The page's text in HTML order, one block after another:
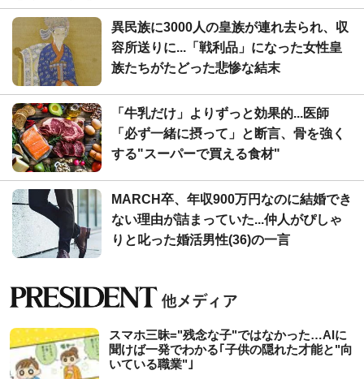
異民族に3000人の皇族が連れ去られ、収
容所送りに...「戦利品」になった女性皇
族たちがたどった悲惨な結末
「牛乳だけ」よりずっと効果的...医師
「必ず一緒に摂って」と断言、骨を強く
する"スーパーで買える食材"
MARCH卒、年収900万円なのに結婚でき
ない理由が詰まっていた...仲人がぴしゃ
りと叱った婚活男性(36)の一言
スマホ三昧="残念な子"ではなかった…AIに
聞けば一発でわかる｢子供の隠れた才能と"向
いている職業"｣